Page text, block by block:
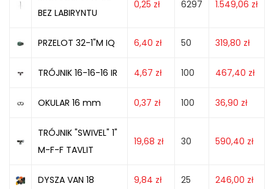
BEZ LABIRYNTU
0,25 zł 6297 1.549,06 zł
PRZELOT 32-1"M IQ 6,40 zł 50 319,80 zł
TRÓJNIK 16-16-16 IR 4,67 zł 100 467,40 zł
OKULAR 16 mm 0,37 zł 100 36,90 zł
TRÓJNIK "SWIVEL" 1"
M-F-F TAVLIT
19,68 zł 30 590,40 zł
DYSZA VAN 18 9,84 zł 25 246,00 zł